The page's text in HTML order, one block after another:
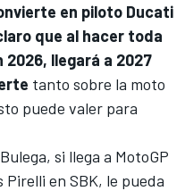
en piloto Ducati
que al hacer toda
llegará a 2027
tanto sobre la moto
puede valer para
si llega a MotoGP
en SBK, le pueda